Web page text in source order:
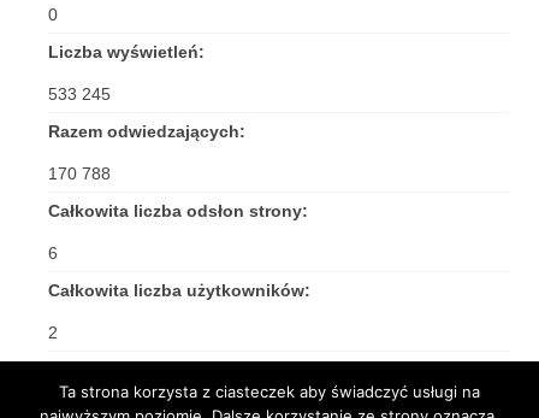
0
Liczba wyświetleń:
533 245
Razem odwiedzających:
170 788
Całkowita liczba odsłon strony:
6
Całkowita liczba użytkowników:
2
Ta strona korzysta z ciasteczek aby świadczyć usługi na